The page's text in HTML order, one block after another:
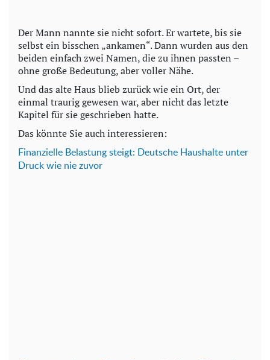
Der Mann nannte sie nicht sofort. Er wartete, bis sie
selbst ein bisschen „ankamen“. Dann wurden aus den
beiden einfach zwei Namen, die zu ihnen passten –
ohne große Bedeutung, aber voller Nähe.
Und das alte Haus blieb zurück wie ein Ort, der
einmal traurig gewesen war, aber nicht das letzte
Kapitel für sie geschrieben hatte.
Das könnte Sie auch interessieren:
Finanzielle Belastung steigt: Deutsche Haushalte unter
Druck wie nie zuvor